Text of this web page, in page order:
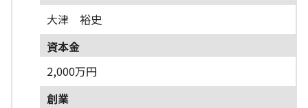
大津 裕史
資本金
2,000万円
創業